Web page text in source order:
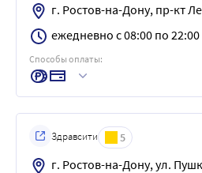
г. Ростов-на-Дону, пр-кт
ежедневно с 08:00 по 22:00
Способы оплаты:
Здравсити 5
г. Ростов-на-Дону, ул.